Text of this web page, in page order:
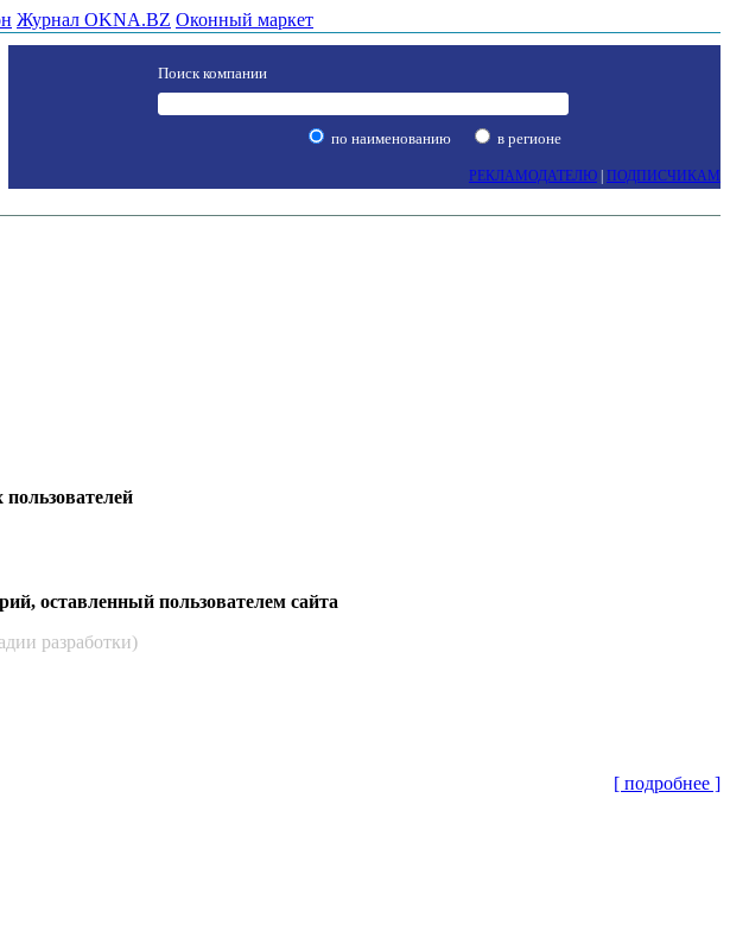
Журнал OKNA.BZ Оконный маркет
Поиск компании
по наименованию в регионе
РЕКЛАМОДАТЕЛЮ ПОДПИСЧИКАМ
оставленный пользователем сайта
разработки)
[ подробнее ]